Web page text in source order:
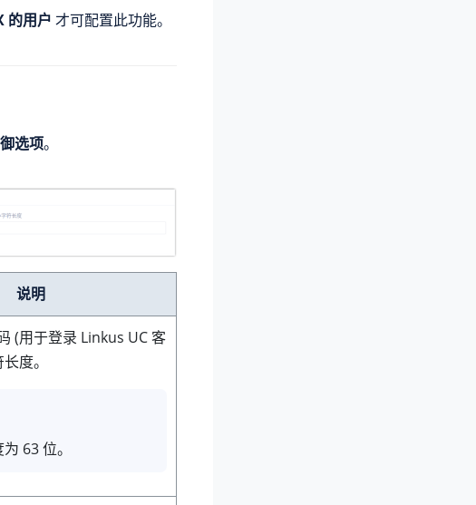
的用户 才可配置此功能。
选项。
说明
(用于登录 Linkus UC 客
度。
63 位。